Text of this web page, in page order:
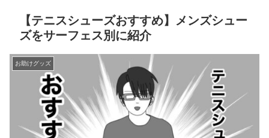
【テニスシューズおすすめ】メンズシュー
ズをサーフェス別に紹介
お助けグッズ